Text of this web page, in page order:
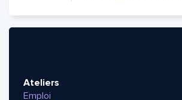
Ateliers
Emploi
Quelle est la pertinence de